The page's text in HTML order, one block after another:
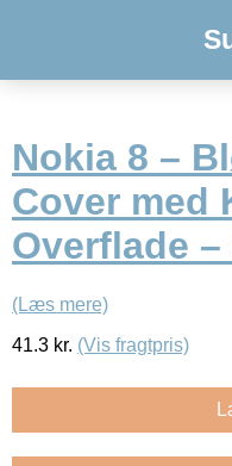
Nokia 8 –
Cover med
Overflade
(Læs mere)
41.3 kr. (Vis fragtpris)